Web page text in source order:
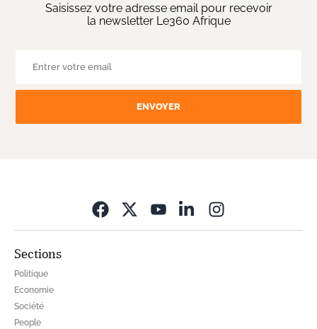
Saisissez votre adresse email pour recevoir
la newsletter Le360 Afrique
ENVOYER
Sections
Politique
Economie
Société
People